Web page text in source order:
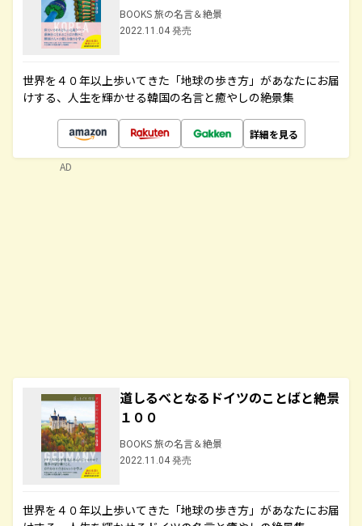
BOOKS 旅の名言＆絶景
2022.11.04 発売
世界を４０年以上歩いてきた「地球の歩き方」があなたにお届
けする、人生を輝かせる韓国の名言と癒やしの絶景集
詳細を見る
道しるべとなるドイツのことばと絶景
１００
BOOKS 旅の名言＆絶景
2022.11.04 発売
世界を４０年以上歩いてきた「地球の歩き方」があなたにお届
AD